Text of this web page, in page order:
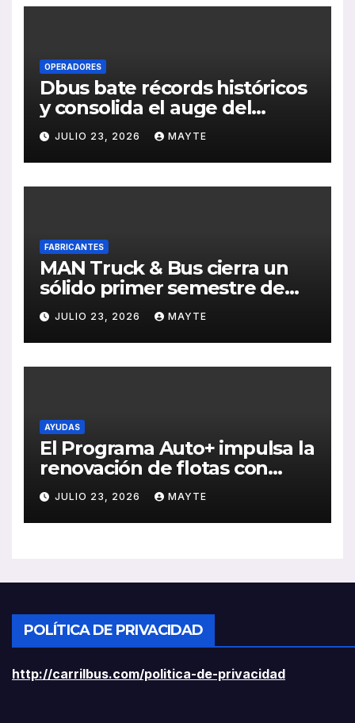
OPERADORES
Dbus bate récords históricos
y consolida el auge del
transporte público en San
Sebastián
JULIO 23, 2026 MAYTE
FABRICANTES
MAN Truck & Bus cierra un
sólido primer semestre de
2026 con crecimiento en
ventas, pedidos y
rentabilidad
JULIO 23, 2026 MAYTE
AYUDAS
El Programa Auto+ impulsa la
renovación de flotas con
ayudas a vehículos eléctricos
ligeros
JULIO 23, 2026 MAYTE
POLÍTICA DE PRIVACIDAD
http://carrilbus.com/politica-de-privacidad